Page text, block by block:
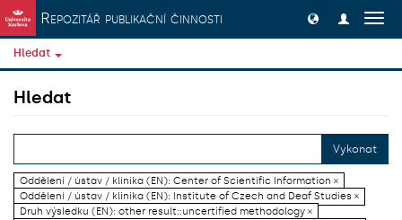
Přeskočit na obsah
Repozitář publikační činnosti
Hledat
Hledat
Vykonat
Oddělení / ústav / klinika (EN): Center of Scientific Information ×
Oddělení / ústav / klinika (EN): Institute of Czech and Deaf Studies ×
Druh výsledku (EN): other result::uncertified methodology ×